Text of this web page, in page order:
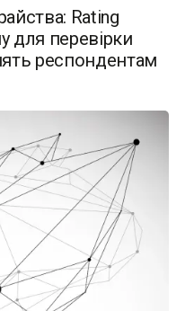
Rating
для перевірки
респондентам